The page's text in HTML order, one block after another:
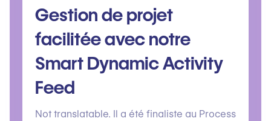
Gestion de projet
facilitée avec notre
Smart Dynamic Activity
Feed
Not translatable. Il a été finaliste au Process